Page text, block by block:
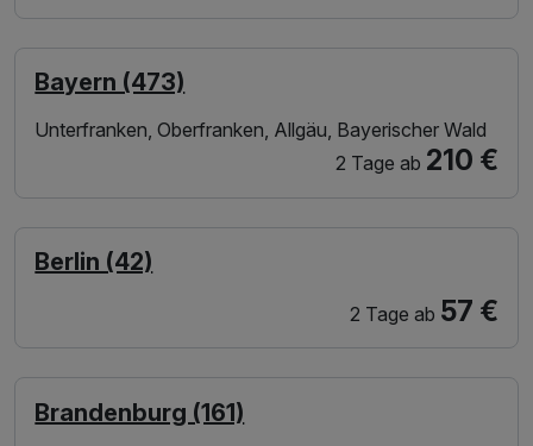
Bayern (473)
Unterfranken, Oberfranken, Allgäu, Bayerischer Wald
2 Tage ab 210 €
Berlin (42)
2 Tage ab 57 €
Brandenburg (161)